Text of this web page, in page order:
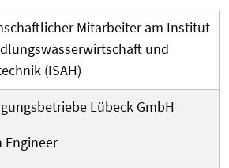
Mitarbeiter am Institut
und
(ISAH)
Lübeck GmbH
Engineer